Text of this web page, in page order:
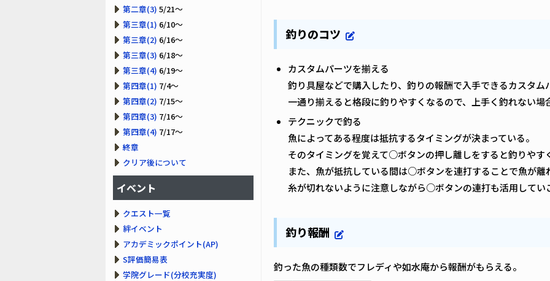
釣りのコツ
カスタムパーツを揃える
釣り具屋などで購入したり、釣りの報酬で入手できるカスタム
一通り揃えると格段に釣りやすくなるので、上手く釣れない場
テクニックで釣る
魚によってある程度は抵抗するタイミングが決まっている。
そのタイミングを覚えて○ボタンの押し離しをすると釣りやす
また、魚が抵抗している間は○ボタンを連打することで魚が離
糸が切れないように注意しながら○ボタンの連打も活用してい
釣り報酬
釣った魚の種類数でフレディや如水庵から報酬がもらえる。
第二章(3) 5/21～
第三章(1) 6/10～
第三章(2) 6/16～
第三章(3) 6/18～
第三章(4) 6/19～
第四章(1) 7/4～
第四章(2) 7/15～
第四章(3) 7/16～
第四章(4) 7/17～
終章
クリア後について
イベント
クエスト一覧
絆イベント
アカデミックポイント(AP)
S評価簡易表
学院グレード(分校充実度)